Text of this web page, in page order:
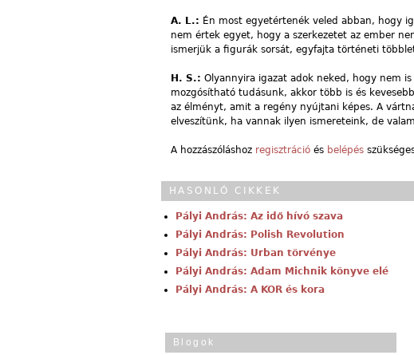
A. L.: Én most egyetértenék veled abban, hogy
nem értek egyet, hogy a szerkezetet az ember
ismerjük a figurák sorsát, egyfajta történeti
H. S.: Olyannyira igazat adok neked, hogy nem
mozgósítható tudásunk, akkor több is és
az élményt, amit a regény nyújtani képes. A
elveszítünk, ha vannak ilyen ismereteink, de
A hozzászóláshoz regisztráció és belépés
HASONLÓ CIKKEK
Pályi András: Az idő hívó szava
Pályi András: Polish Revolution
Pályi András: Urban törvénye
Pályi András: Adam Michnik könyve elé
Pályi András: A KOR és kora
Blogok